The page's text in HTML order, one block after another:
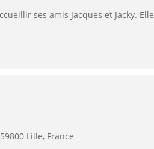
ses amis Jacques et Jacky. Elle
Lille, France